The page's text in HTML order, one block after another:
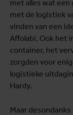
met alles wat
met de logistiek
vinden van een
Affolabi. Ook het
container, het
zorgden voor
logistieke
Hardy.
Maar